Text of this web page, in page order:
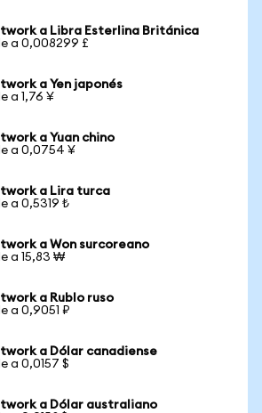
a Libra Esterlina Británica
a 0,008299 £
a Yen japonés
a 1,76 ¥
a Yuan chino
a 0,0754 ¥
a Lira turca
a 0,5319 ₺
a Won surcoreano
a 15,83 ₩
a Rublo ruso
a 0,9051 ₽
a Dólar canadiense
a 0,0157 $
a Dólar australiano